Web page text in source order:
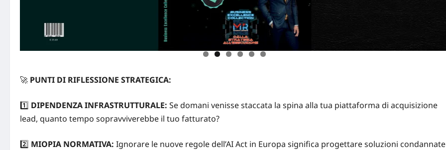
🚀 PUNTI DI RIFLESSIONE STRATEGICA:
1️⃣ DIPENDENZA INFRASTRUTTURALE: Se domani venisse staccata la spina alla tua piattaforma di acquisizione
lead, quanto tempo sopravviverebbe il tuo fatturato?
2️⃣ MIOPIA NORMATIVA: Ignorare le nuove regole dell’AI Act in Europa significa progettare soluzioni condannate